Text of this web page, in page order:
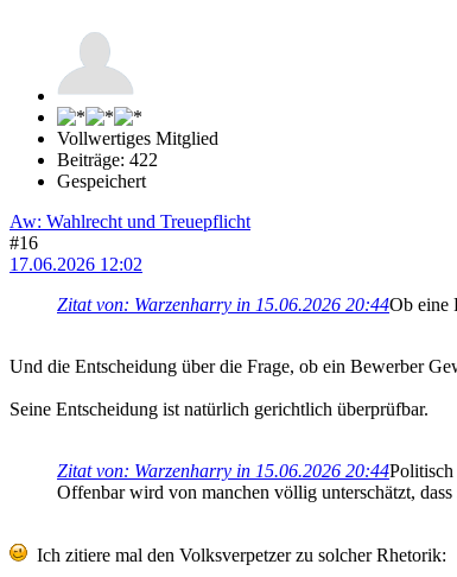
Vollwertiges Mitglied
Beiträge: 422
Gespeichert
Aw: Wahlrecht und Treuepflicht
#16
17.06.2026 12:02
Zitat von: Warzenharry in 15.06.2026 20:44Ob eine
Und die Entscheidung über die Frage, ob ein Bewerber
Seine Entscheidung ist natürlich gerichtlich überprüfbar.
Zitat von: Warzenharry in 15.06.2026 20:44Politisch
Offenbar wird von manchen völlig unterschätzt,
Ich zitiere mal den Volksverpetzer zu solcher Rhetorik: